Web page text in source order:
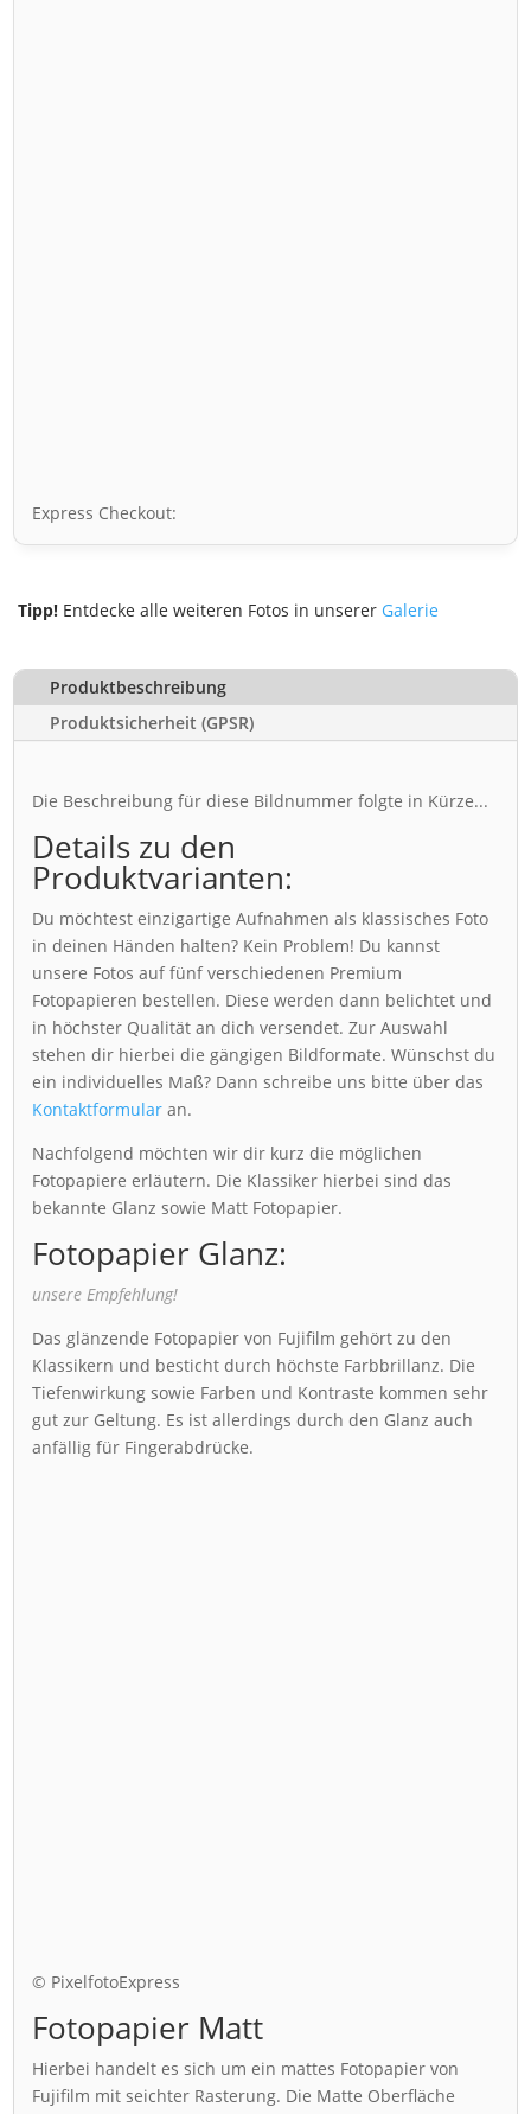
Express Checkout:
Tipp! Entdecke alle weiteren Fotos in unserer Galerie
Produktbeschreibung
Produktsicherheit (GPSR)
Die Beschreibung für diese Bildnummer folgte in Kürze...
Details zu den
Produktvarianten:
Du möchtest einzigartige Aufnahmen als klassisches Foto
in deinen Händen halten? Kein Problem! Du kannst
unsere Fotos auf fünf verschiedenen Premium
Fotopapieren bestellen. Diese werden dann belichtet und
in höchster Qualität an dich versendet. Zur Auswahl
stehen dir hierbei die gängigen Bildformate. Wünschst du
ein individuelles Maß? Dann schreibe uns bitte über das
Kontaktformular an.
Nachfolgend möchten wir dir kurz die möglichen
Fotopapiere erläutern. Die Klassiker hierbei sind das
bekannte Glanz sowie Matt Fotopapier.
Fotopapier Glanz:
unsere Empfehlung!
Das glänzende Fotopapier von Fujifilm gehört zu den
Klassikern und besticht durch höchste Farbbrillanz. Die
Tiefenwirkung sowie Farben und Kontraste kommen sehr
gut zur Geltung. Es ist allerdings durch den Glanz auch
anfällig für Fingerabdrücke.
© PixelfotoExpress
Fotopapier Matt
Hierbei handelt es sich um ein mattes Fotopapier von
Fujifilm mit seichter Rasterung. Die Matte Oberfläche